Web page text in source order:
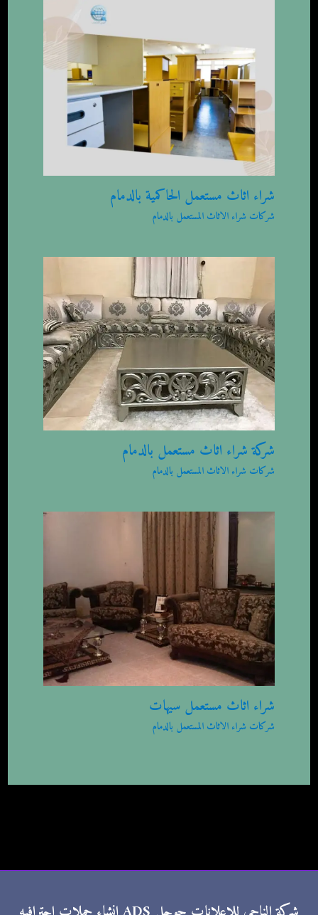
شراء اثاث مستعمل الحاكمية بالدمام
شركات شراء الاثاث المستعمل بالدمام
شركة شراء اثاث مستعمل بالدمام
شركات شراء الاثاث المستعمل بالدمام
شراء اثاث مستعمل سيهات
شركات شراء الاثاث المستعمل بالدمام